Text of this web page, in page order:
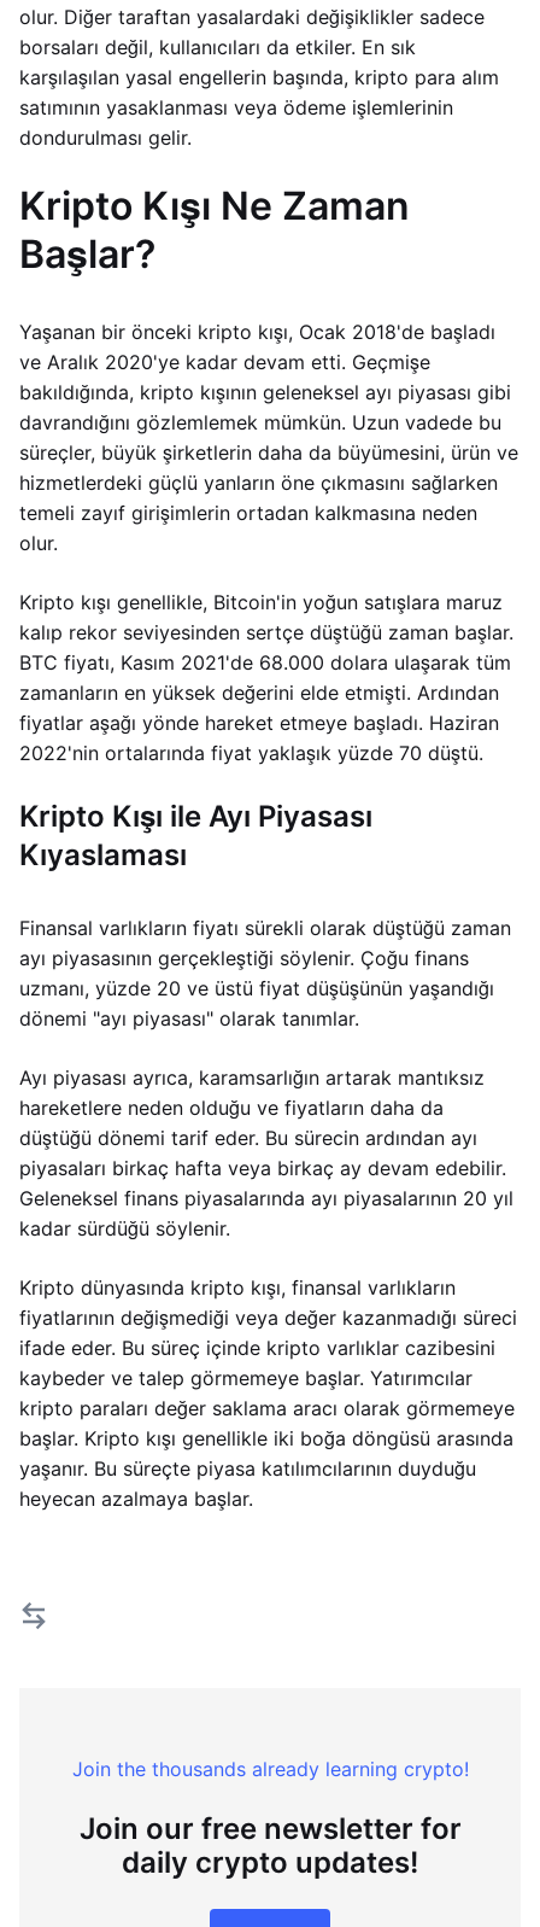
olur. Diğer taraftan yasalardaki değişiklikler sadece
borsaları değil, kullanıcıları da etkiler. En sık
karşılaşılan yasal engellerin başında, kripto para alım
satımının yasaklanması veya ödeme işlemlerinin
dondurulması gelir.
Kripto Kışı Ne Zaman
Başlar?
Yaşanan bir önceki kripto kışı, Ocak 2018'de başladı
ve Aralık 2020'ye kadar devam etti. Geçmişe
bakıldığında, kripto kışının geleneksel ayı piyasası gibi
davrandığını gözlemlemek mümkün. Uzun vadede bu
süreçler, büyük şirketlerin daha da büyümesini, ürün ve
hizmetlerdeki güçlü yanların öne çıkmasını sağlarken
temeli zayıf girişimlerin ortadan kalkmasına neden
olur.
Kripto kışı genellikle, Bitcoin'in yoğun satışlara maruz
kalıp rekor seviyesinden sertçe düştüğü zaman başlar.
BTC fiyatı, Kasım 2021'de 68.000 dolara ulaşarak tüm
zamanların en yüksek değerini elde etmişti. Ardından
fiyatlar aşağı yönde hareket etmeye başladı. Haziran
2022'nin ortalarında fiyat yaklaşık yüzde 70 düştü.
Kripto Kışı ile Ayı Piyasası
Kıyaslaması
Finansal varlıkların fiyatı sürekli olarak düştüğü zaman
ayı piyasasının gerçekleştiği söylenir. Çoğu finans
uzmanı, yüzde 20 ve üstü fiyat düşüşünün yaşandığı
dönemi "ayı piyasası" olarak tanımlar.
Ayı piyasası ayrıca, karamsarlığın artarak mantıksız
hareketlere neden olduğu ve fiyatların daha da
düştüğü dönemi tarif eder. Bu sürecin ardından ayı
piyasaları birkaç hafta veya birkaç ay devam edebilir.
Geleneksel finans piyasalarında ayı piyasalarının 20 yıl
kadar sürdüğü söylenir.
Kripto dünyasında kripto kışı, finansal varlıkların
fiyatlarının değişmediği veya değer kazanmadığı süreci
ifade eder. Bu süreç içinde kripto varlıklar cazibesini
kaybeder ve talep görmemeye başlar. Yatırımcılar
kripto paraları değer saklama aracı olarak görmemeye
başlar. Kripto kışı genellikle iki boğa döngüsü arasında
yaşanır. Bu süreçte piyasa katılımcılarının duyduğu
heyecan azalmaya başlar.
Join the thousands already learning crypto!
Join our free newsletter for
daily crypto updates!